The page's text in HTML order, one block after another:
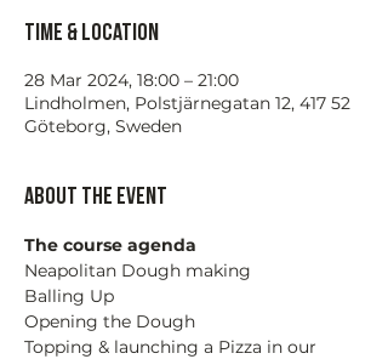
Time & Location
28 Mar 2024, 18:00 – 21:00
Lindholmen, Polstjärnegatan 12, 417 52
Göteborg, Sweden
About the event
The course agenda
Neapolitan Dough making
Balling Up
Opening the Dough
Topping & launching a Pizza in our